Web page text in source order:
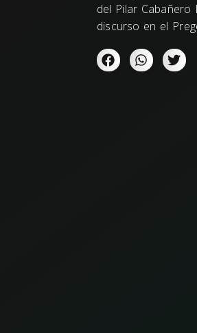
del Pilar
discurso en el